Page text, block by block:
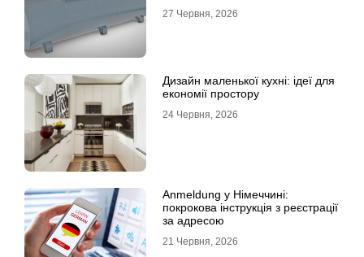
27 Червня, 2026
Дизайн маленької кухні: ідеї для
економії простору
24 Червня, 2026
Anmeldung у Німеччині:
покрокова інструкція з реєстрації
за адресою
21 Червня, 2026